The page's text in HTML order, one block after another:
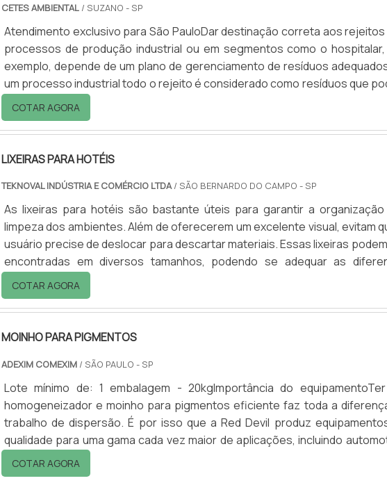
CETES AMBIENTAL/ SUZANO - SP
Atendimento exclusivo para São PauloDar destinação correta aos
processos de produção industrial ou em segmentos como o
exemplo, depende de um plano de gerenciamento de resíduos
um processo industrial todo o rejeito é considerado como resíduos que
ser descartados ou utilizados como insumo em outras atividades
No caso, do segmento hospitalar os resíduos de nível 1, normalmente não
reaproveitados, mas mesmo assim precisam ser tratados.
COTAR AGORA
LIXEIRAS PARA HOTÉIS
TEKNOVAL INDÚSTRIA E COMÉRCIO LTDA/ SÃO BERNARDO DO CAMPO - SP
As lixeiras para hotéis são bastante úteis para garantir a
limpeza dos ambientes. Além de oferecerem um excelente visual, evitam
usuário precise de deslocar para descartar materiais. Essas lixeiras
encontradas em diversos tamanhos, podendo se adequar as
solicitações.Confira maiores informações entrando em contato
empresa!.
COTAR AGORA
MOINHO PARA PIGMENTOS
ADEXIM COMEXIM/ SÃO PAULO - SP
Lote mínimo de: 1 embalagem - 20kgImportância do
homogeneizador e moinho para pigmentos eficiente faz toda a
trabalho de dispersão. É por isso que a Red Devil produz
qualidade para uma gama cada vez maior de aplicações, incluindo
químico, acabamentos em madeira, marítimo e outras aplicações
laboratório.O homogeneizador e moinho para pigmentos tem a função
COTAR AGORA